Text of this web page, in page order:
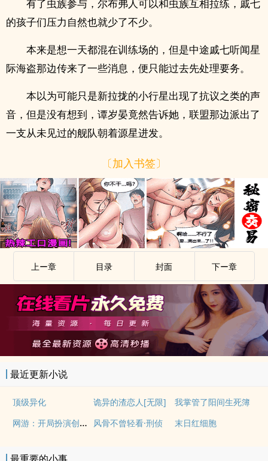
有了虫族参与，尔布弗人可以和虫族互相拉练，戚七
的孩子们压力自然也就少了不少。
本来是想一天都混在训练场的，但是中途戚七听闻星
际海盗那边传来了一些消息，便只能过去先处理要务。
本以为可能只是新拉拢的小行星出现了抗议之类的声
音，但是没有想到，谭岁晏竟然告诉她，联盟那边派出了
一支从未见过的舰队朝着源星进发。
〔加入书签〕
上ー章 目录 封面 下ー章
最近更新小说
顶级异化 诡异的渣恋人[无限] 我掌管了阳间生死簿
网游：开局扮演创世神，赐福我自己 风骨不曾轻看·刑侦 末日红细胞